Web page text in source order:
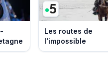
Les routes de
l'impossible